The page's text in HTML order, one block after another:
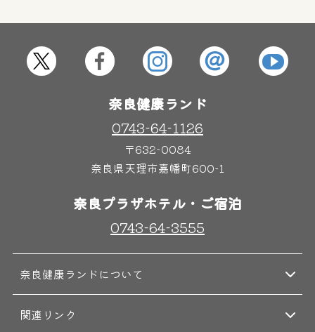
はしゃきっズ
奈良健康ランド
0743-64-1126
〒632-0084
奈良県天理市嘉幡町600-1
奈良プラザホテル・ご宿泊
0743-64-3555
奈良健康ランドについて
関連リンク